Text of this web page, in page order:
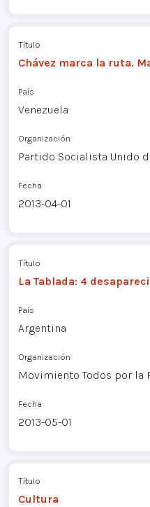
Título
Chávez marca la ruta.
País
Venezuela
Organización
Partido Socialista Unido
Fecha
2013-04-01
Título
La Tablada: 4
País
Argentina
Organización
Movimiento Todos por la
Fecha
2013-05-01
Título
Cultura